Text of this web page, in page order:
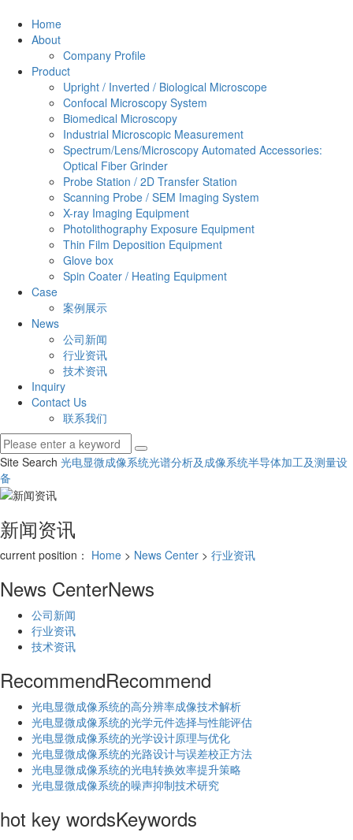
Home
About
Company Profile
Product
Upright / Inverted / Biological Microscope
Confocal Microscopy System
Biomedical Microscopy
Industrial Microscopic Measurement
Spectrum/Lens/Microscopy Automated Accessories:
Optical Fiber Grinder
Probe Station / 2D Transfer Station
Scanning Probe / SEM Imaging System
X-ray Imaging Equipment
Photolithography Exposure Equipment
Thin Film Deposition Equipment
Glove box
Spin Coater / Heating Equipment
Case
案例展示
News
公司新闻
行业资讯
技术资讯
Inquiry
Contact Us
联系我们
Site Search 光电显微成像系统光谱分析及成像系统半导体加工及测量设
备
新闻资讯
current position： Home > News Center > 行业资讯
News CenterNews
公司新闻
行业资讯
技术资讯
RecommendRecommend
光电显微成像系统的高分辨率成像技术解析
​光电显微成像系统的光学元件选择与性能评估
光电显微成像系统的光学设计原理与优化
光电显微成像系统的光路设计与误差校正方法
光电显微成像系统的光电转换效率提升策略
光电显微成像系统的噪声抑制技术研究
hot key wordsKeywords